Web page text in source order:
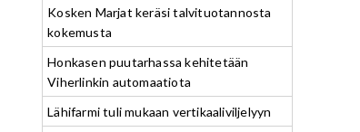
Kosken Marjat keräsi talvituotannosta
kokemusta
Honkasen puutarhassa kehitetään
Viherlinkin automaatiota
Lähifarmi tuli mukaan vertikaaliviljelyyn